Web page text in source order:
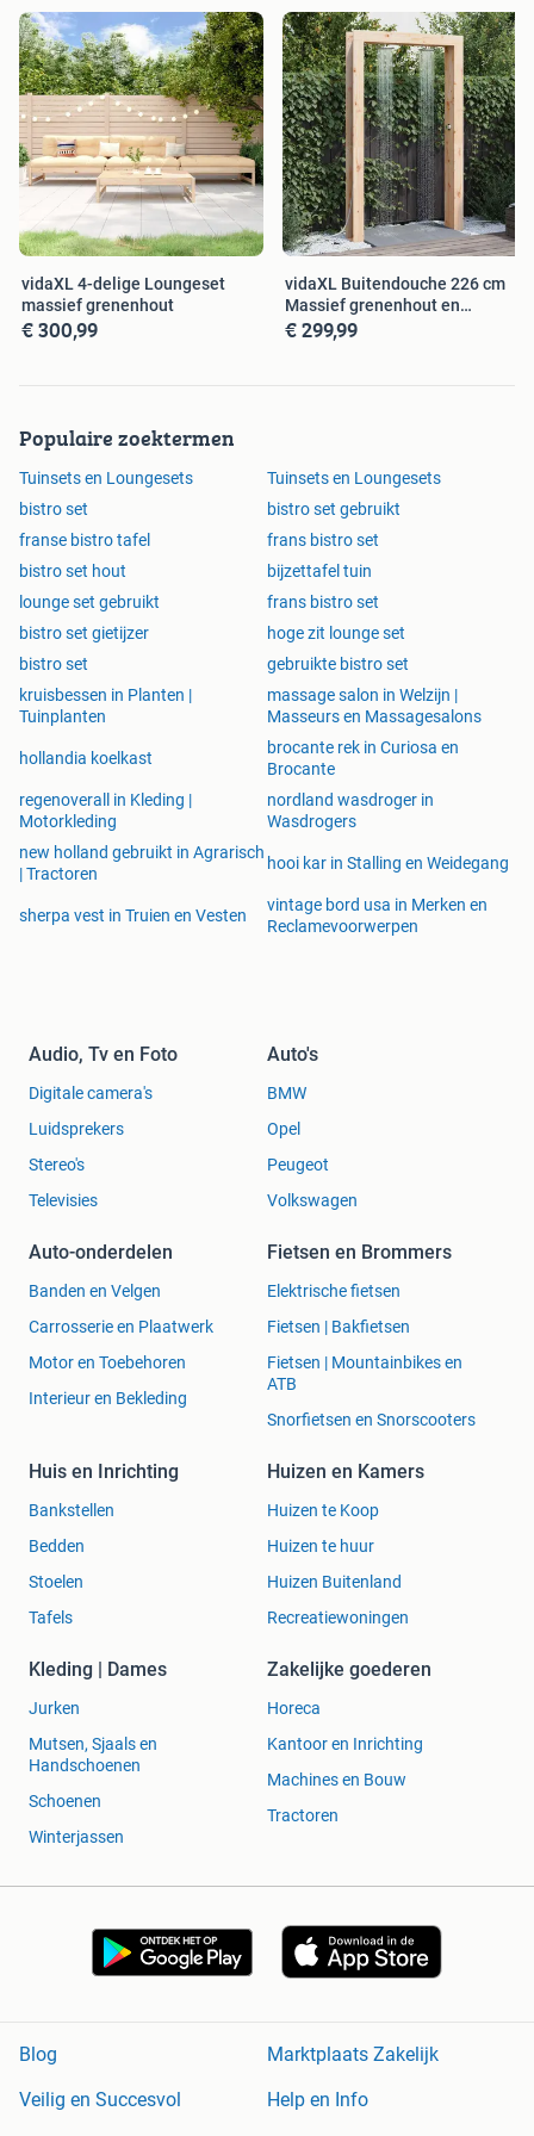
Retourneren kan binnen 30 dagen
Nieuwe winkels in Zaandam en Tilburg
Ontdek dit product nu op onze website!
vidaXL 4-delige Loungeset
massief grenenhout
€ 300,99
vidaXL Buitendouche 226 cm
Massief grenenhout en
roestvrij
€ 299,99
Populaire zoektermen
Tuinsets en Loungesets
Tuinsets en Loungesets
bistro set
bistro set gebruikt
franse bistro tafel
frans bistro set
bistro set hout
bijzettafel tuin
lounge set gebruikt
frans bistro set
bistro set gietijzer
hoge zit lounge set
bistro set
gebruikte bistro set
kruisbessen in Planten |
Tuinplanten
massage salon in Welzijn |
Masseurs en Massagesalons
hollandia koelkast
brocante rek in Curiosa en
Brocante
regenoverall in Kleding |
Motorkleding
nordland wasdroger in
Wasdrogers
new holland gebruikt in Agrarisch
| Tractoren
hooi kar in Stalling en Weidegang
sherpa vest in Truien en Vesten
vintage bord usa in Merken en
Reclamevoorwerpen
Audio, Tv en Foto
Digitale camera's
Luidsprekers
Stereo's
Televisies
Auto's
BMW
Opel
Peugeot
Volkswagen
Auto-onderdelen
Banden en Velgen
Carrosserie en Plaatwerk
Motor en Toebehoren
Interieur en Bekleding
Fietsen en Brommers
Elektrische fietsen
Fietsen | Bakfietsen
Fietsen | Mountainbikes en
ATB
Snorfietsen en Snorscooters
Huis en Inrichting
Bankstellen
Bedden
Stoelen
Tafels
Huizen en Kamers
Huizen te Koop
Huizen te huur
Huizen Buitenland
Recreatiewoningen
Kleding | Dames
Jurken
Mutsen, Sjaals en
Handschoenen
Schoenen
Winterjassen
Zakelijke goederen
Horeca
Kantoor en Inrichting
Machines en Bouw
Tractoren
Blog
Marktplaats Zakelijk
Veilig en Succesvol
Help en Info